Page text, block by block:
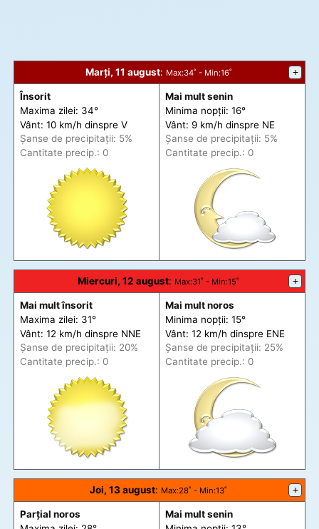
Marți, 11 august: Max:34˚ - Min:16˚ +
Însorit
Maxima zilei: 34°
Vânt: 10 km/h dinspre V
Șanse de precipitații: 5%
Cantitate precip.: 0
Mai mult senin
Minima nopții: 16°
Vânt: 9 km/h dinspre NE
Șanse de precipitații: 5%
Cantitate precip.: 0
Miercuri, 12 august: Max:31˚ - Min:15˚ +
Mai mult însorit
Maxima zilei: 31°
Vânt: 12 km/h dinspre NNE
Șanse de precipitații: 20%
Cantitate precip.: 0
Mai mult noros
Minima nopții: 15°
Vânt: 12 km/h dinspre ENE
Șanse de precipitații: 25%
Cantitate precip.: 0
Joi, 13 august: Max:28˚ - Min:13˚ +
Parțial noros
Mai mult senin